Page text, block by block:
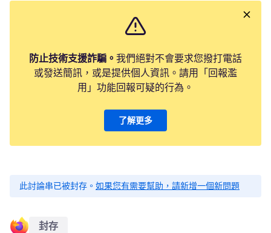
防止技術支援詐騙。 我們絕對不會要求您撥打電話
或發送簡訊，或是提供個人資訊。請用「回報濫
用」功能回報可疑的行為。
了解更多
此討論串已被封存。 如果您有需要幫助，請新增一個新問題
封存